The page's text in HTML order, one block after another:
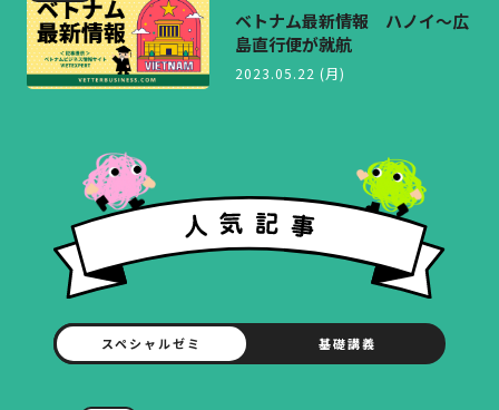
ベトナム最新情報 ハノイ〜広
島直行便が就航
2023.05.22 (月)
スペシャルゼミ 基礎講義